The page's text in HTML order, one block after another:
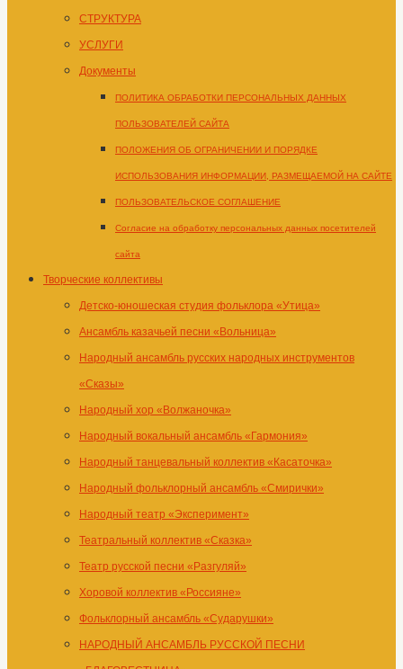
СТРУКТУРА
УСЛУГИ
Документы
ПОЛИТИКА ОБРАБОТКИ ПЕРСОНАЛЬНЫХ ДАННЫХ
ПОЛЬЗОВАТЕЛЕЙ САЙТА
ПОЛОЖЕНИЯ ОБ ОГРАНИЧЕНИИ И ПОРЯДКЕ
ИСПОЛЬЗОВАНИЯ ИНФОРМАЦИИ, РАЗМЕЩАЕМОЙ НА САЙТЕ
ПОЛЬЗОВАТЕЛЬСКОЕ СОГЛАШЕНИЕ
Согласие на обработку персональных данных посетителей
сайта
Творческие коллективы
Детско-юношеская студия фольклора «Утица»
Ансамбль казачьей песни «Вольница»
Народный ансамбль русских народных инструментов
«Сказы»
Народный хор «Волжаночка»
Народный вокальный ансамбль «Гармония»
Народный танцевальный коллектив «Касаточка»
Народный фольклорный ансамбль «Смирички»
Народный театр «Эксперимент»
Театральный коллектив «Сказка»
Театр русской песни «Разгуляй»
Хоровой коллектив «Россияне»
Фольклорный ансамбль «Сударушки»
НАРОДНЫЙ АНСАМБЛЬ РУССКОЙ ПЕСНИ